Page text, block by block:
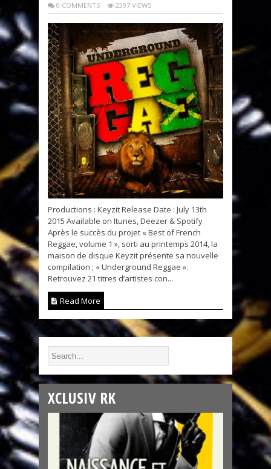
0 COMMENTS 2397 VIEWS
Productions : Keyzit Release Date : July 13th
2015 Available on Itunes, Deezer & Spotify
Après le succès du projet « Best of French
Reggae, volume 1 », sorti au printemps 2014, la
maison de disque Keyzit présente sa nouvelle
compilation ; « Underground Reggae ».
Retrouvez 21 titres d’artistes con...
Read More
XCLUSIV RK